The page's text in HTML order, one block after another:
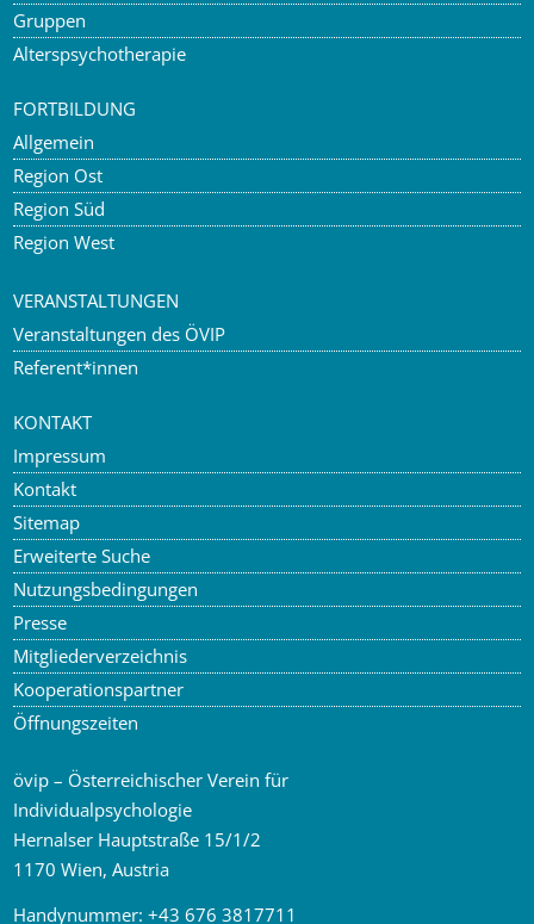
Gruppen
Alterspsychotherapie
FORTBILDUNG
Allgemein
Region Ost
Region Süd
Region West
VERANSTALTUNGEN
Veranstaltungen des ÖVIP
Referent*innen
KONTAKT
Impressum
Kontakt
Sitemap
Erweiterte Suche
Nutzungsbedingungen
Presse
Mitgliederverzeichnis
Kooperationspartner
Öffnungszeiten
övip – Österreichischer Verein für
Individualpsychologie
Hernalser Hauptstraße 15/1/2
1170 Wien, Austria
Handynummer:+43 676 3817711